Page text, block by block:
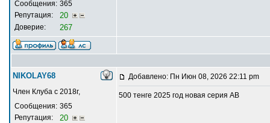
Сообщения: 365
Репутация:
20
Доверие: 267
NIKOLAY68
Член Клуба с 2018г,
Сообщения: 365
Репутация:
20
Добавлено: Пн Июн 08, 2026 22:11 pm
500 тенге 2025 год новая серия АВ